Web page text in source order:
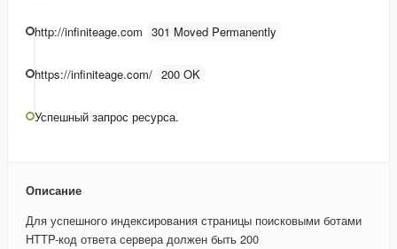
http://infiniteage.com 301 Moved Permanently
https://infiniteage.com/ 200 OK
Успешный запрос ресурса.
Описание
Для успешного индексирования страницы поисковыми ботами
HTTP-код ответа сервера должен быть 200